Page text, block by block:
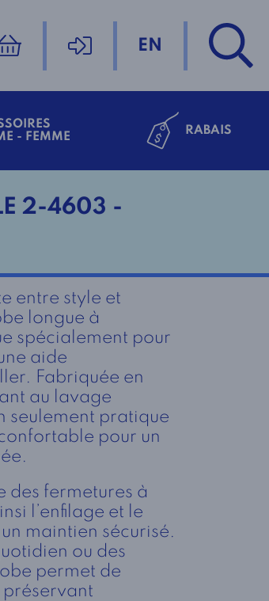
EN
- FEMME
RABAIS
2-4603 -
entre style et
longue à
spécialement pour
aide
Fabriquée en
au lavage
seulement pratique
pour un
des fermetures à
l’enfilage et le
maintien sécurisé.
ou des
permet de
préservant